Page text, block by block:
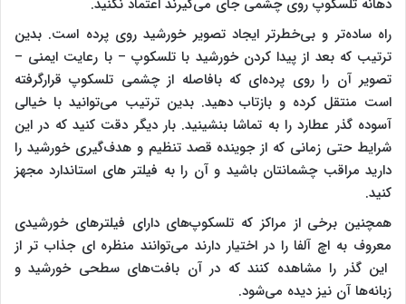
دهانه تلسکوپ روی چشمی جای می‌گیرند اعتماد نکنید.
راه ساده‌تر و بی‌خطرتر ایجاد تصویر خورشید روی پرده است. بدین
ترتیب که بعد از پیدا کردن خورشید با تلسکوپ – با رعایت ایمنی –
تصویر آن را روی پرده‌ای که بافاصله از چشمی تلسکوپ قرارگرفته
است منتقل کرده و بازتاب دهید. بدین ترتیب می‌توانید با خیالی
آسوده گذر عطارد را به تماشا بنشینید. بار دیگر دقت کنید که در این
شرایط حتی زمانی که از جوینده قصد تنظیم و هدف‌گیری خورشید را
دارید مراقب چشمانتان باشید و آن را به فیلتر های استاندارد مجهز
کنید.
همچنین برخی از مراکز که تلسکوپ‌های دارای فیلترهای خورشیدی
معروف به اچ آلفا را در اختیار دارند می‌توانند منظره ای جذاب تر از
این گذر را مشاهده کنند که در آن بافت‌های سطحی خورشید و
زبانه‌ها آن نیز دیده می‌شود.